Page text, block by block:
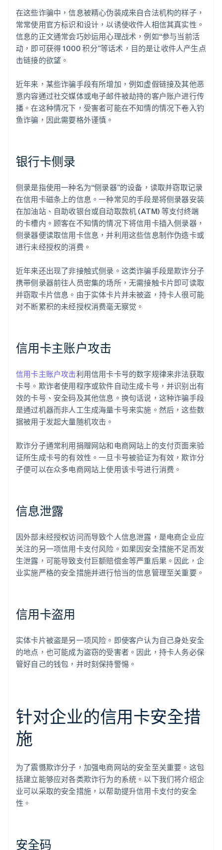
在这些诈骗中，信息被精心伪装成来自合法机构的样子，
常常使用官方标识和设计，以诱使收件人相信其真实性。
信息的正文通常会巧妙运用心理战术，例如“参与当前活
动，即可获得 1000 积分”等话术，目的是让收件人产生点
击链接的欲望。
近年来，某些诈骗手段有所增加，例如虚假链接及其他恶
意内容通过社交媒体或电子邮件被劫持的客户账户进行传
播。在这种情况下，受害者可能在不知情的情况下卷入钓
鱼诈骗，因此需要格外谨慎。
银行卡侧录
侧录是指使用一种名为“侧录器”的设备，读取并窃取记录
在信用卡磁条上的信息。一种常见的手段是将侧录器安装
在加油站、自助收银台或自动取款机 (ATM) 等支付终端
的卡槽内。顾客在不知情的情况下将信用卡插入侧录器，
侧录器便读取信用卡信息，并利用这些信息制作伪造卡或
进行未经授权的消费。
近年来还出现了非接触式侧录。这类诈骗手段是欺诈分子
携带侧录器前往人员密集的场所，无需接触卡片即可读取
并窃取卡片信息。由于实体卡片并未被盗，持卡人很可能
对不断累积的未经授权消费毫无察觉。
信用卡主账户攻击
信用卡主账户攻击利用信用卡卡号的数字规律来非法获取
卡号。欺诈者使用程序或软件自动生成卡号，并识别出有
效的卡号、安全码及其他信息。换句话说，这种诈骗手段
是通过机器而非人工生成海量卡号来实施。然后，这些数
据被用于发起大量随机攻击。
欺诈分子通常利用捐赠网站和电商网站上的支付页面来验
证所生成卡号的有效性。一旦卡号被验证为有效，欺诈分
子便可以在众多电商网站上使用该卡号进行消费。
信息泄露
因外部未经授权访问而导致个人信息泄露，是电商企业应
关注的另一项信用卡支付风险。如果因安全措施不足而发
生泄露，可能导致支付巨额赔偿金等严重后果。因此，企
业实施严格的安全措施并进行恰当的信息管理至关重要。
信用卡盗用
实体卡片被盗是另一项风险。即使客户认为自己身处安全
的地点，也可能成为盗窃的受害者。因此，持卡人务必保
管好自己的钱包，并时刻保持警惕。
针对企业的信用卡安全措
施
为了震慑欺诈分子，加强电商网站的安全至关重要。这包
括建立能够应对各类欺诈行为的系统。以下我们将介绍企
业可以采取的安全措施，以帮助提升信用卡支付的安全
性。
安全码